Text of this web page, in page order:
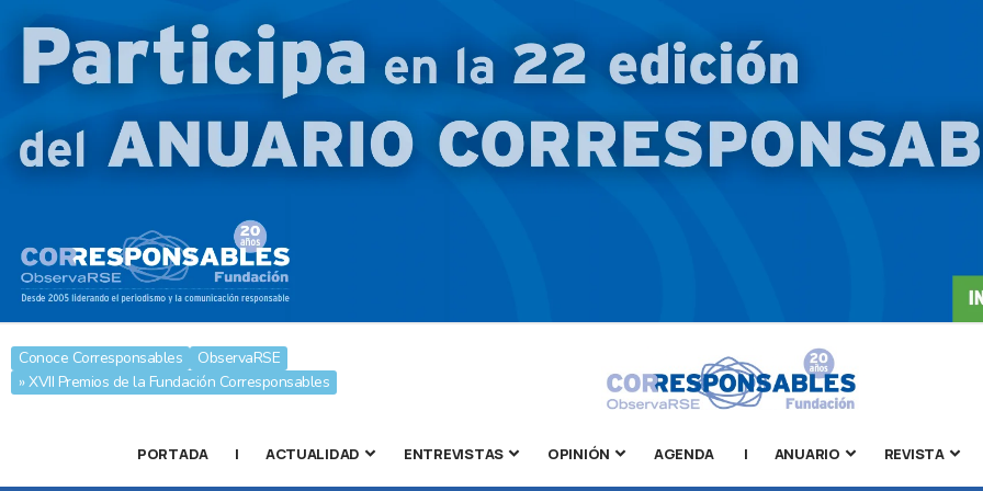
Conoce Corresponsables
ObservaRSE
» XVII Premios de la Fundación Corresponsables
PORTADA | ACTUALIDAD ENTREVISTAS OPINIÓN AGENDA | ANUARIO REVISTA